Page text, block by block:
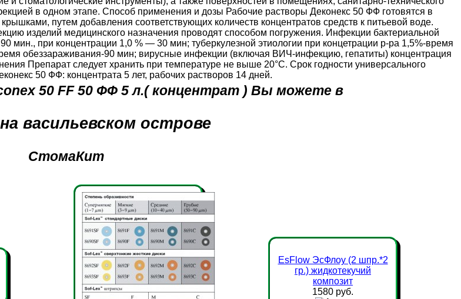
в одном этапе. Способ применения и дозы Рабочие растворы Деконекс 50 ФФ готовятся в
путем добавления соответствующих количеств концентратов средств к питьевой воде.
изделий медицинского назначения проводят способом погружения. Инфекции бактериальной
мин., при концентрации 1,0 % — 30 мин; туберкулезной этиологии при концетрации р-ра 1,5%-время
обеззараживания-90 мин; вирусные инфекции (включая ВИЧ-инфекцию, гепатиты) концентрация
Препарат следует хранить при температуре не выше 20°C. Срок годности универсального
50 ФФ: концентрата 5 лет, рабочих растворов 14 дней.
50 FF 50 ФФ 5 л.( концентрат ) Вы можете в
васильевском острове
СтомаКит
EsFlow ЭсФлоу (2 шпр.*2
гр.) жидкотекучий
композит
1580 руб.